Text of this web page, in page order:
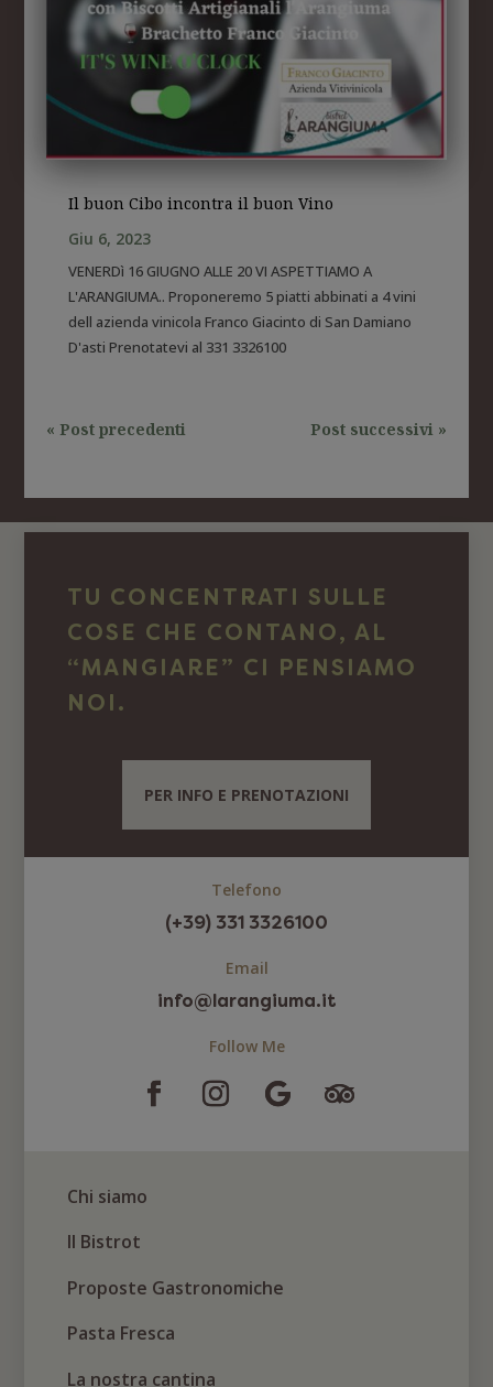
Il buon Cibo incontra il buon Vino
Giu 6, 2023
VENERDì 16 GIUGNO ALLE 20 VI ASPETTIAMO A
L'ARANGIUMA.. Proponeremo 5 piatti abbinati a 4 vini
dell azienda vinicola Franco Giacinto di San Damiano
D'asti Prenotatevi al 331 3326100
« Post precedenti Post successivi »
TU CONCENTRATI SULLE
COSE CHE CONTANO, AL
“MANGIARE” CI PENSIAMO
NOI.
PER INFO E PRENOTAZIONI
Telefono
(+39) 331 3326100
Email
info@larangiuma.it
Follow Me
Chi siamo
Il Bistrot
Proposte Gastronomiche
Pasta Fresca
La nostra cantina